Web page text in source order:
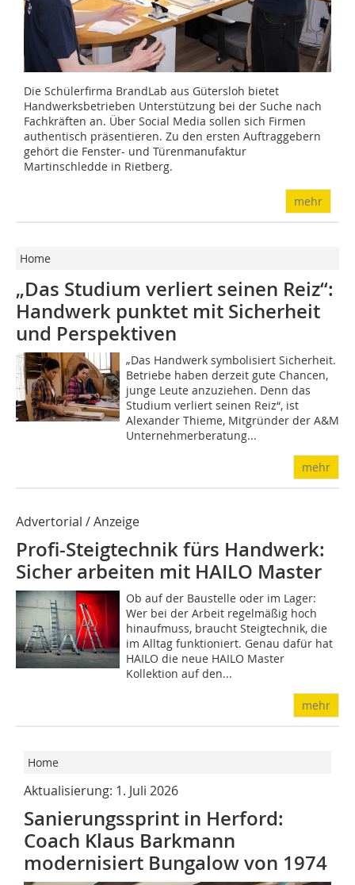
Die Schülerfirma BrandLab aus Gütersloh bietet
Handwerksbetrieben Unterstützung bei der Suche nach
Fachkräften an. Über Social Media sollen sich Firmen
authentisch präsentieren. Zu den ersten Auftraggebern
gehört die Fenster- und Türenmanufaktur
Martinschledde in Rietberg.
mehr
Home
„Das Studium verliert seinen Reiz“:
Handwerk punktet mit Sicherheit
und Perspektiven
„Das Handwerk symbolisiert Sicherheit.
Betriebe haben derzeit gute Chancen,
junge Leute anzuziehen. Denn das
Studium verliert seinen Reiz“, ist
Alexander Thieme, Mitgründer der A&M
Unternehmerberatung...
mehr
Advertorial / Anzeige
Profi-Steigtechnik fürs Handwerk:
Sicher arbeiten mit HAILO Master
Ob auf der Baustelle oder im Lager:
Wer bei der Arbeit regelmäßig hoch
hinaufmuss, braucht Steigtechnik, die
im Alltag funktioniert. Genau dafür hat
HAILO die neue HAILO Master
Kollektion auf den...
mehr
Home
Aktualisierung: 1. Juli 2026
Sanierungssprint in Herford:
Coach Klaus Barkmann
modernisiert Bungalow von 1974